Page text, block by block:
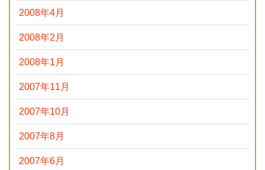
2008年4月
2008年2月
2008年1月
2007年11月
2007年10月
2007年8月
2007年6月